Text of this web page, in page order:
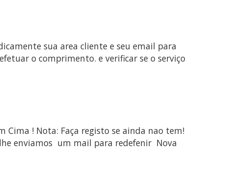
sua area cliente e seu email para
o comprimento. e verificar se o serviço
! Nota: Faça registo se ainda nao tem!
enviamos um mail para redefenir Nova